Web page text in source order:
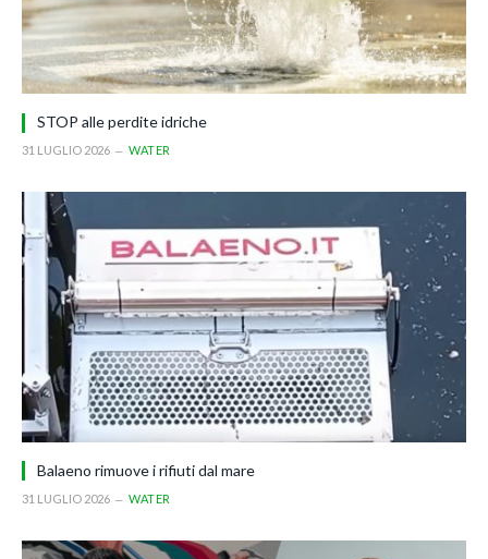
STOP alle perdite idriche
31 LUGLIO 2026 WATER
Balaeno rimuove i rifiuti dal mare
31 LUGLIO 2026 WATER